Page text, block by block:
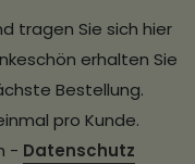
tragen Sie sich hier
erhalten Sie
Bestellung.
pro Kunde.
- Datenschutz